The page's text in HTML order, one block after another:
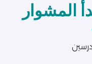
المشوار